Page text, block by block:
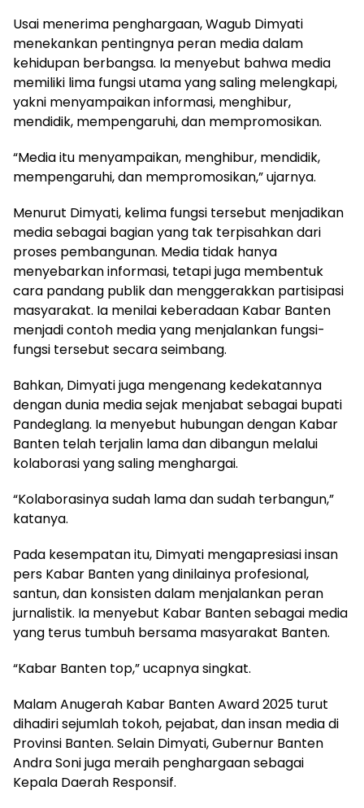
Usai menerima penghargaan, Wagub Dimyati
menekankan pentingnya peran media dalam
kehidupan berbangsa. Ia menyebut bahwa media
memiliki lima fungsi utama yang saling melengkapi,
yakni menyampaikan informasi, menghibur,
mendidik, mempengaruhi, dan mempromosikan.
“Media itu menyampaikan, menghibur, mendidik,
mempengaruhi, dan mempromosikan,” ujarnya.
Menurut Dimyati, kelima fungsi tersebut menjadikan
media sebagai bagian yang tak terpisahkan dari
proses pembangunan. Media tidak hanya
menyebarkan informasi, tetapi juga membentuk
cara pandang publik dan menggerakkan partisipasi
masyarakat. Ia menilai keberadaan Kabar Banten
menjadi contoh media yang menjalankan fungsi-
fungsi tersebut secara seimbang.
Bahkan, Dimyati juga mengenang kedekatannya
dengan dunia media sejak menjabat sebagai bupati
Pandeglang. Ia menyebut hubungan dengan Kabar
Banten telah terjalin lama dan dibangun melalui
kolaborasi yang saling menghargai.
“Kolaborasinya sudah lama dan sudah terbangun,”
katanya.
Pada kesempatan itu, Dimyati mengapresiasi insan
pers Kabar Banten yang dinilainya profesional,
santun, dan konsisten dalam menjalankan peran
jurnalistik. Ia menyebut Kabar Banten sebagai media
yang terus tumbuh bersama masyarakat Banten.
“Kabar Banten top,” ucapnya singkat.
Malam Anugerah Kabar Banten Award 2025 turut
dihadiri sejumlah tokoh, pejabat, dan insan media di
Provinsi Banten. Selain Dimyati, Gubernur Banten
Andra Soni juga meraih penghargaan sebagai
Kepala Daerah Responsif.